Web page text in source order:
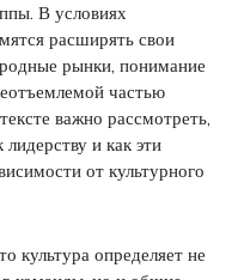
В условиях
расширять свои
рынки, понимание
частью
важно рассмотреть,
и как эти
от культурного
культура определяет не